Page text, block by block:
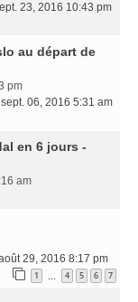
23, 2016 10:43 pm
au départ de
pm
06, 2016 5:31 am
en 6 jours -
am
29, 2016 8:17 pm
1 … 4 5 6 7